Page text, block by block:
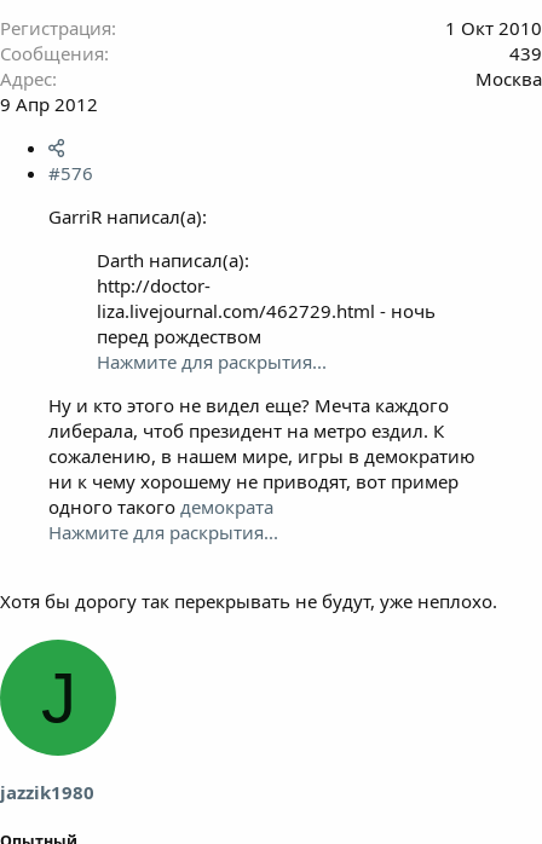
Регистрация
1 Окт 2010
Сообщения
439
Адрес
Москва
9 Апр 2012
#576
GarriR написал(а):
Darth написал(а):
http://doctor-
liza.livejournal.com/462729.html - ночь
перед рождеством
Нажмите для раскрытия...
Ну и кто этого не видел еще? Мечта каждого
либерала, чтоб президент на метро ездил. К
сожалению, в нашем мире, игры в демократию
ни к чему хорошему не приводят, вот пример
одного такого демократа
Нажмите для раскрытия...
Хотя бы дорогу так перекрывать не будут, уже неплохо.
J
jazzik1980